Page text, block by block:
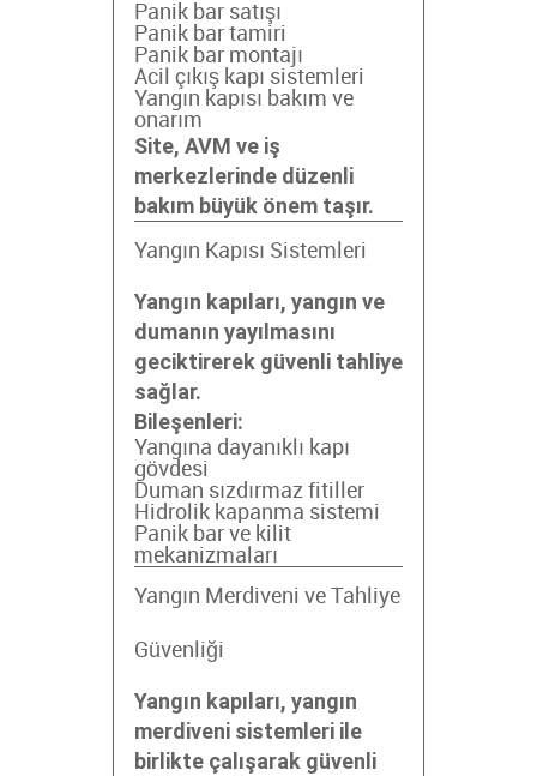
Panik bar satışı
Panik bar tamiri
Panik bar montajı
Acil çıkış kapı sistemleri
Yangın kapısı bakım ve
onarım
Site, AVM ve iş
merkezlerinde düzenli
bakım büyük önem taşır.
Yangın Kapısı Sistemleri
Yangın kapıları, yangın ve
dumanın yayılmasını
geciktirerek güvenli tahliye
sağlar.
Bileşenleri:
Yangına dayanıklı kapı
gövdesi
Duman sızdırmaz fitiller
Hidrolik kapanma sistemi
Panik bar ve kilit
mekanizmaları
Yangın Merdiveni ve Tahliye
Güvenliği
Yangın kapıları, yangın
merdiveni sistemleri ile
birlikte çalışarak güvenli